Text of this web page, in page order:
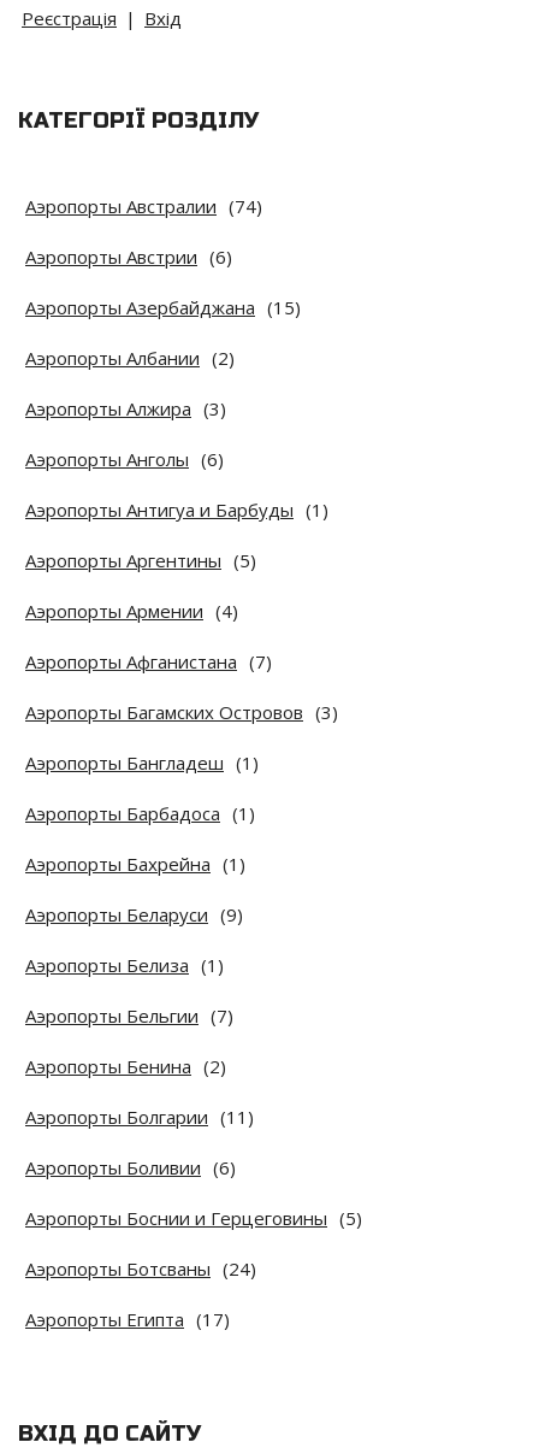
Реєстрація | Вхід
КАТЕГОРІЇ РОЗДІЛУ
Аэропорты Австралии (74)
Аэропорты Австрии (6)
Аэропорты Азербайджана (15)
Аэропорты Албании (2)
Аэропорты Алжира (3)
Аэропорты Анголы (6)
Аэропорты Антигуа и Барбуды (1)
Аэропорты Аргентины (5)
Аэропорты Армении (4)
Аэропорты Афганистана (7)
Аэропорты Багамских Островов (3)
Аэропорты Бангладеш (1)
Аэропорты Барбадоса (1)
Аэропорты Бахрейна (1)
Аэропорты Беларуси (9)
Аэропорты Белиза (1)
Аэропорты Бельгии (7)
Аэропорты Бенина (2)
Аэропорты Болгарии (11)
Аэропорты Боливии (6)
Аэропорты Боснии и Герцеговины (5)
Аэропорты Ботсваны (24)
Аэропорты Египта (17)
ВХІД ДО САЙТУ